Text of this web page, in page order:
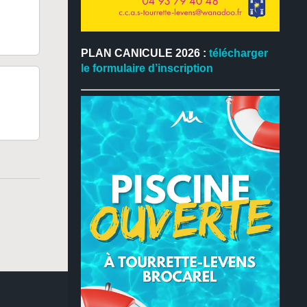
PLAN CANICULE 2026 : télécharger
le formulaire d’inscription